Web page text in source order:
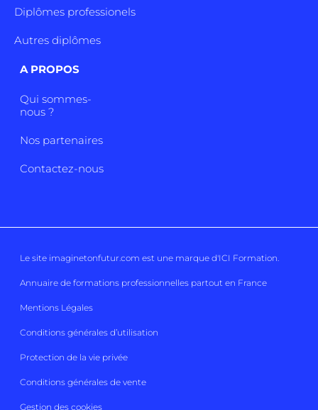
Diplômes professionels
Autres diplômes
A PROPOS
Qui sommes-
nous ?
Nos partenaires
Contactez-nous
Le site imaginetonfutur.com est une marque d'ICI Formation.
Annuaire de formations professionnelles partout en France
Mentions Légales
Conditions générales d’utilisation
Protection de la vie privée
Conditions générales de vente
Gestion des cookies